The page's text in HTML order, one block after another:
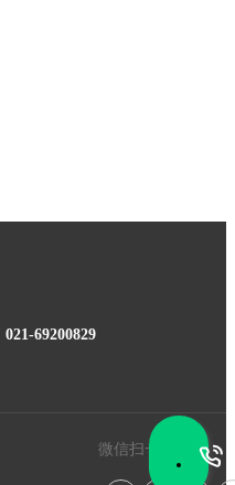
021-69200829
微信扫一扫